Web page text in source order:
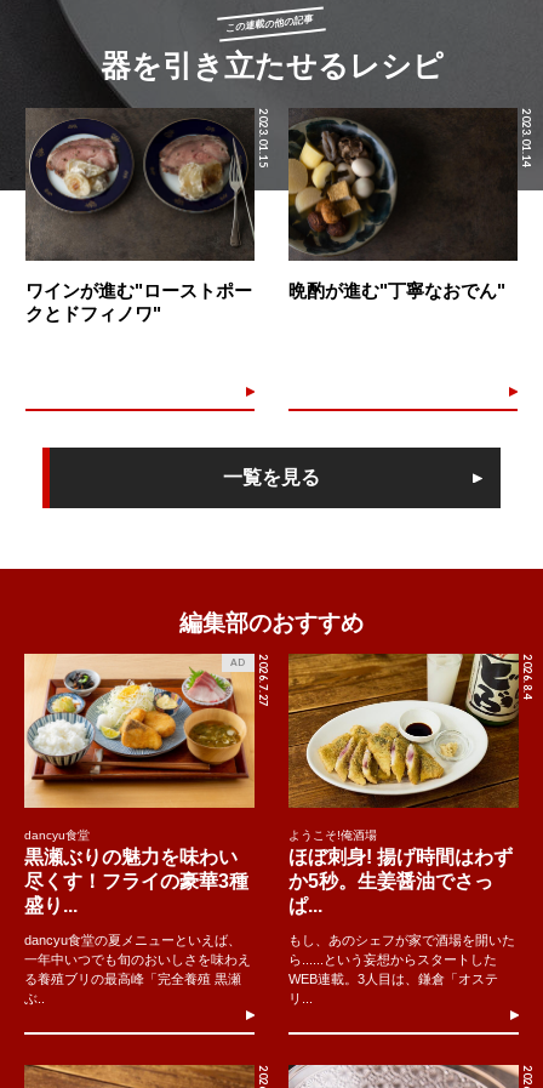
この連載の他の記事
器を引き立たせるレシピ
2023.01.15
ワインが進む"ローストポー
クとドフィノワ"
2023.01.14
晩酌が進む"丁寧なおでん"
一覧を見る
編集部のおすすめ
2026.7.27
AD
dancyu食堂
黒瀬ぶりの魅力を味わい
尽くす！フライの豪華3種
盛り...
dancyu食堂の夏メニューといえば、
一年中いつでも旬のおいしさを味わえ
る養殖ブリの最高峰「完全養殖 黒瀬
ぶ..
2026.8.4
ようこそ!俺酒場
ほぼ刺身! 揚げ時間はわず
か5秒。生姜醤油でさっ
ぱ...
もし、あのシェフが家で酒場を開いた
ら......という妄想からスタートした
WEB連載。3人目は、鎌倉「オステ
リ...